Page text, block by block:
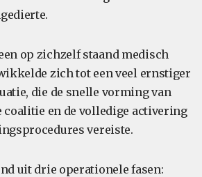
op zichzelf staand medisch
zich tot een veel ernstiger
die de snelle vorming van
en de volledige activering
vereiste.
uit drie operationele fasen: